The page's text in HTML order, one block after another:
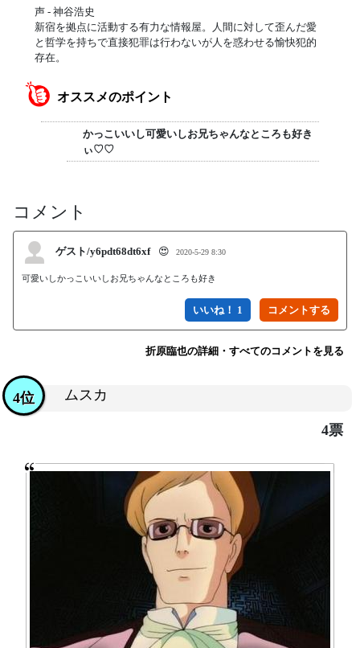
声 - 神谷浩史
新宿を拠点に活動する有力な情報屋。人間に対して歪んだ愛
と哲学を持ちで直接犯罪は行わないが人を惑わせる愉快犯的
存在。
オススメのポイント
かっこいいし可愛いしお兄ちゃんなところも好き
ぃ♡♡
コメント
ゲスト/y6pdt68dt6xf 😍 2020-5-29 8:30
可愛いしかっこいいしお兄ちゃんなところも好き
いいね！ 1
折原臨也の詳細・すべてのコメントを見る
ムスカ
4位
4票